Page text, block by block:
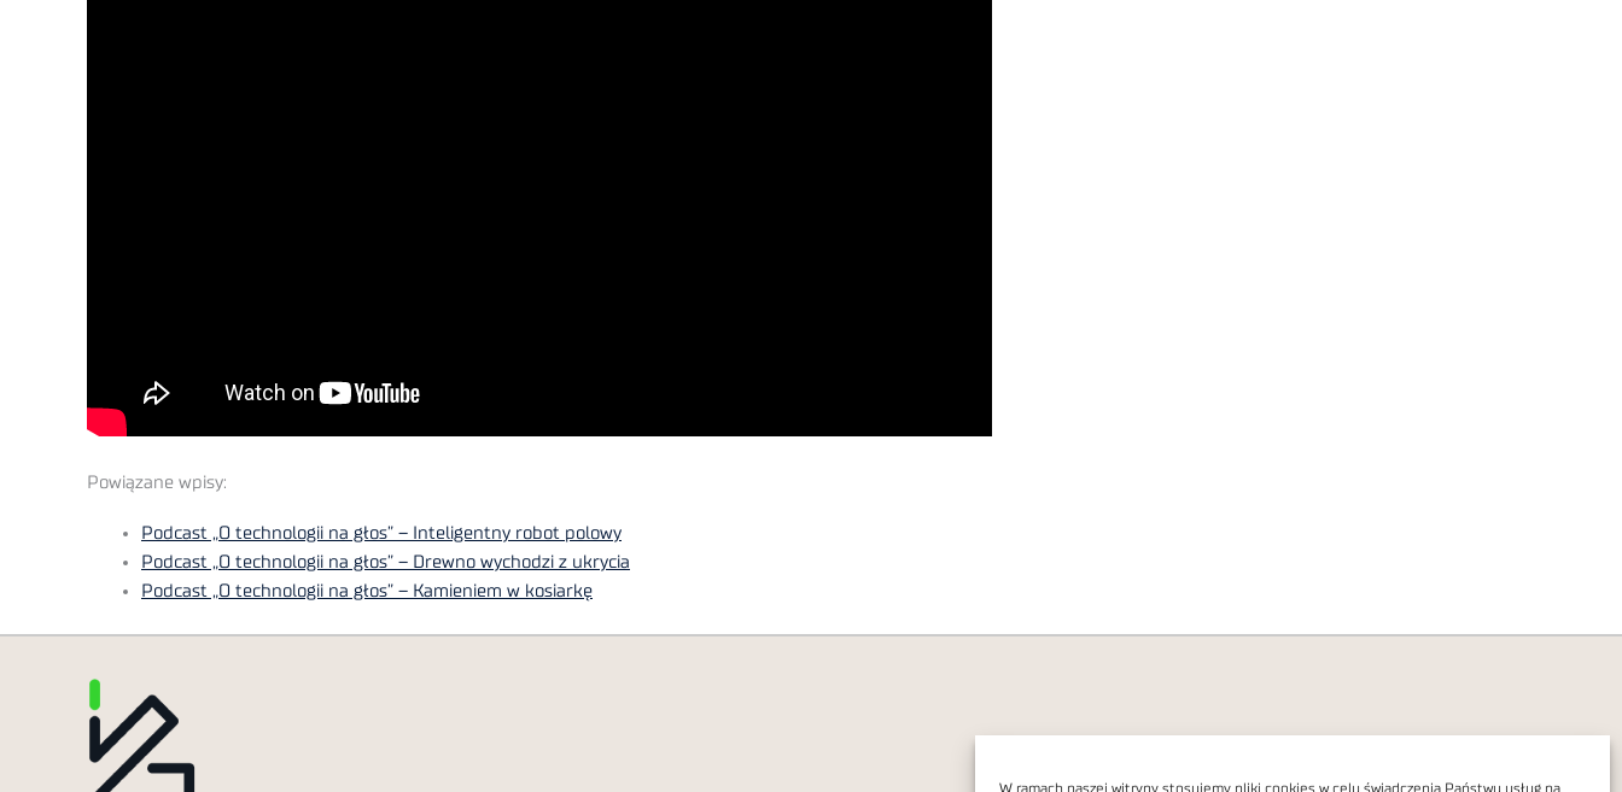
W ramach naszej witryny stosujemy pliki cookies w celu świadczenia Państwu usług na
Powiązane wpisy:
Podcast „O technologii na głos” – Inteligentny robot polowy
Podcast „O technologii na głos” – Drewno wychodzi z ukrycia
Podcast „O technologii na głos” – Kamieniem w kosiarkę